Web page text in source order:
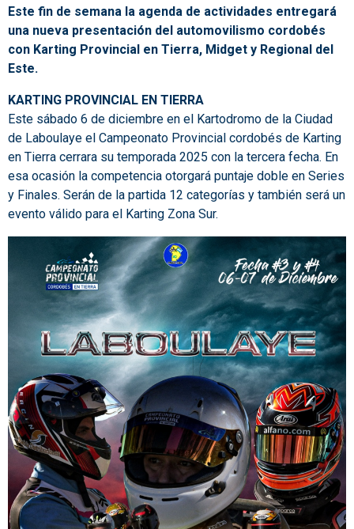
Este fin de semana la agenda de actividades entregará
una nueva presentación del automovilismo cordobés
con Karting Provincial en Tierra, Midget y Regional del
Este.
KARTING PROVINCIAL EN TIERRA
Este sábado 6 de diciembre en el Kartodromo de la Ciudad
de Laboulaye el Campeonato Provincial cordobés de Karting
en Tierra cerrara su temporada 2025 con la tercera fecha. En
esa ocasión la competencia otorgará puntaje doble en Series
y Finales. Serán de la partida 12 categorías y también será un
evento válido para el Karting Zona Sur.